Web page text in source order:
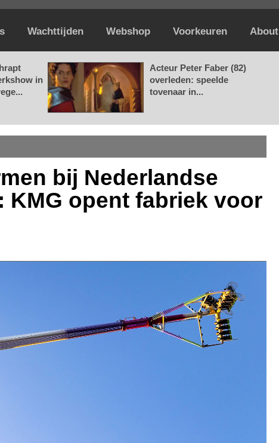
Wachttijden Webshop Voorkeuren About
in
Acteur Peter Faber (82)
overleden: speelde
tovenaar in...
bij Nederlandse
KMG opent fabriek voor